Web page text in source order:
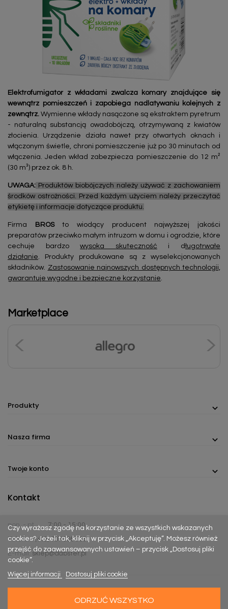
Elektrofumigator z wkładami zwalcza komary znajdujące się
wewnątrz pomieszczeń i zapobiega nadlatywaniu kolejnych z
zewnątrz. Wymienne wkłady nasączone są ekstraktem pyretrum
- naturalną substancją owadobójczą, otrzymywaną z kwiatów
złocienia. Urządzenie działa nawet przy otwartych oknach i
włączonym świetle, chroni pomieszczenie już po 30 minutach od
włączenia. Jeden wkład zabezpiecza pomieszczenie do 12 m²
(30 m³) przez ok. 8 h.
UWAGA: Produktów biobójczych należy używać z zachowaniem
środków ostrożności. Przed każdym użyciem należy przeczytać
etykietę i informacje dotyczące produktu.
Firma BROSto wiodący producent najwyższej jakości
preparatów przeciwko małym intruzom w domu i ogrodzie, które
cechuje bardzowysoka skuteczność i długotrwałe
działanie. Produkty produkowane są z wyselekcjonowanych
składników. Zastosowanie najnowszych dostępnych technologii,
gwarantuje wygodne i bezpieczne korzystanie.
Marketplace
Produkty
Nasza firma
Twoje konto
Czy wyrażasz zgodę na korzystanie ze wszystkich wskazanych
cookies? Jeżeli tak, kliknij w przycisk „Akceptuję”. Możesz również
przejść do zaawansowanych ustawień – przycisk „Dostosuj pliki
cookie”.
Więcej informacji
Dostosuj pliki cookie
ODRZUĆ WSZYSTKO
Kontakt
pon. - pt.
7:00 - 15:00
Telefon:(+48) 737 305 306
E-mail: sklep@dabster.pl